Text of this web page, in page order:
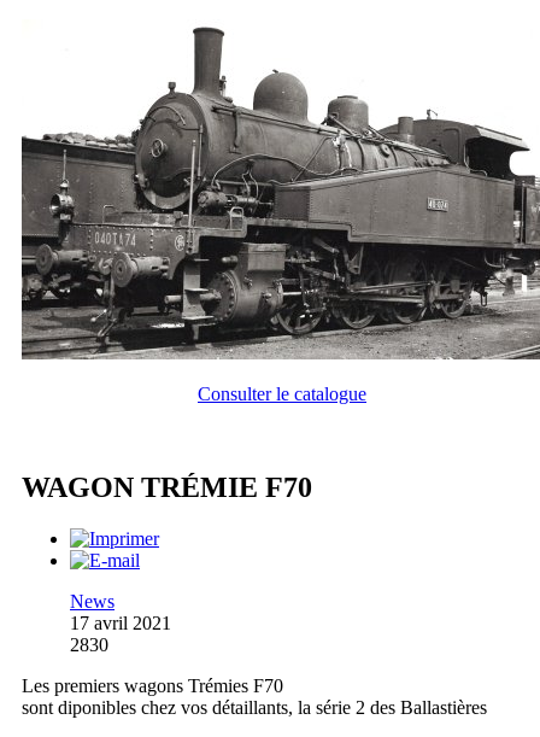
Consulter le catalogue
WAGON TRÉMIE F70
News
17 avril 2021
2830
Les premiers wagons Trémies F70
sont diponibles chez vos détaillants, la série 2 des Ballastières